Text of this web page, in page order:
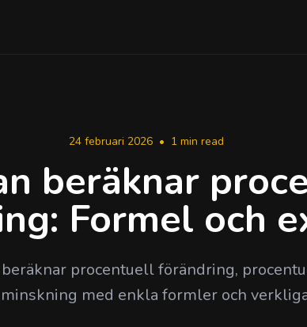
24 februari 2026 • 1 min read
beräknar
Formel och
procentuell förändring,
med enkla formler och